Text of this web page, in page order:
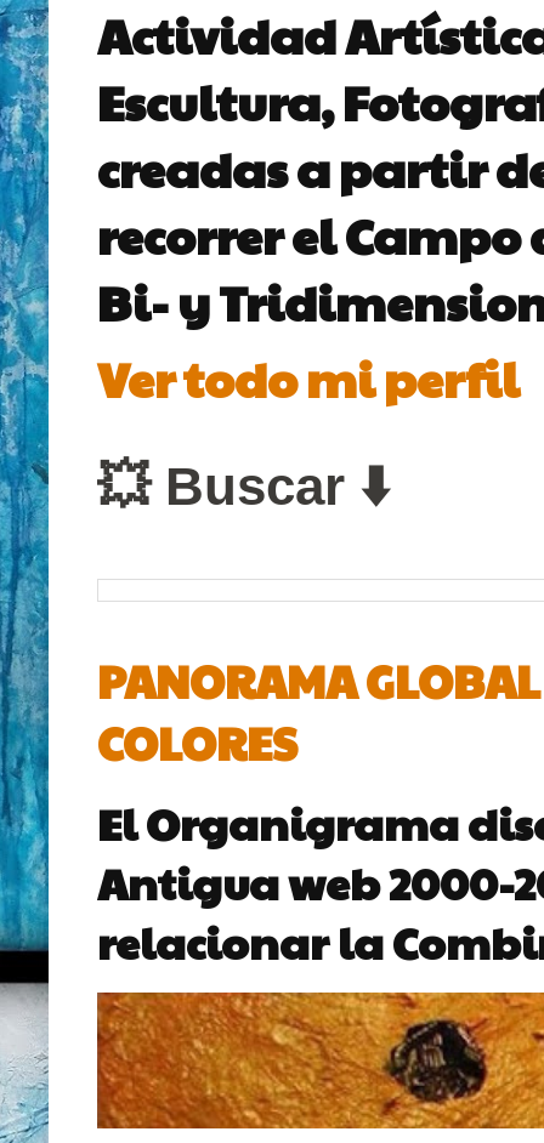
Actividad
Escultura,
creadas a partir
recorrer el
Bi- y
Ver todo mi perfil
💥 Buscar ⬇️
PANORAMA
COLORES
El Organigrama
Antigua web 2000-
relacionar la